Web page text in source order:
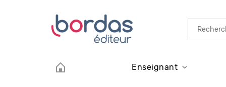
Aller au contenu principal
Enseignant